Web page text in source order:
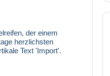
der einem
herzlichsten
Text 'Import'.